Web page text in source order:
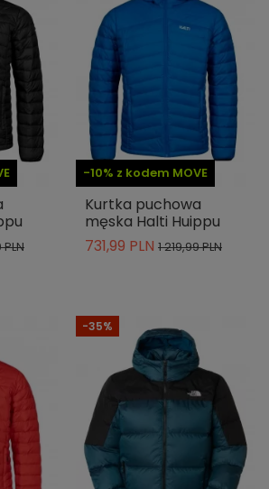
PLN
-10% z kodem MOVE
Kurtka puchowa
męska Halti Huippu
731,99 PLN 1 219,99 PLN
-35%